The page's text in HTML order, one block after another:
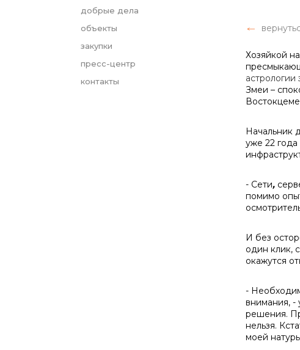
добрые дела
объекты
закупки
пресс-центр
контакты
Хозяйкой
Змеи –
Начальник
уже 22
- Сети,
помимо
И без
один клик,
окажутся
-
внимания, -
решения.
нельзя.
моей